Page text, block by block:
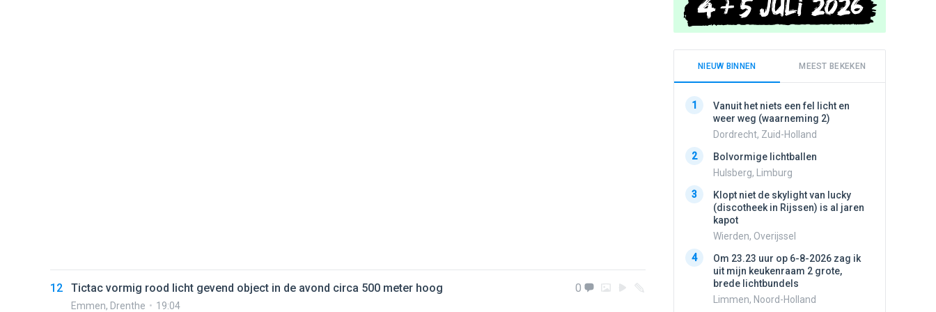
12 Tictac vormig rood licht gevend object in de avond circa 500 meter hoog
Emmen, Drenthe 19:04
0
NIEUW BINNEN MEEST BEKEKEN
1
Vanuit het niets een fel licht en
weer weg (waarneming 2)
Dordrecht, Zuid-Holland
2
Bolvormige lichtballen
Hulsberg, Limburg
3
Klopt niet de skylight van lucky
(discotheek in Rijssen) is al jaren
kapot
Wierden, Overijssel
4
Om 23.23 uur op 6-8-2026 zag ik
uit mijn keukenraam 2 grote,
brede lichtbundels
Limmen, Noord-Holland